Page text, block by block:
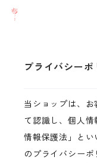
プライバシーポ
当ショップは、
て認識し、個人
情報保護法」と
のプライバシー